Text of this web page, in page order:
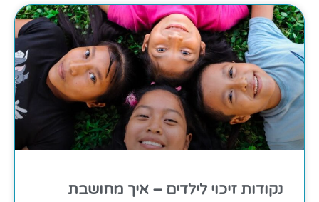
נקודות זיכוי לילדים – איך מחושבת